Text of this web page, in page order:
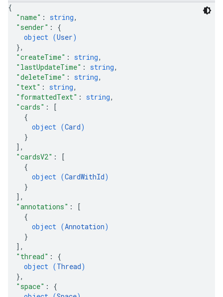
{
"name" : string,
"sender" : {
object (User)
},
"createTime" : string,
"lastUpdateTime" : string,
"deleteTime" : string,
"text" : string,
"formattedText" : string,
"cards" :
[
{
object (Card)
}
] ,
"cardsV2" :
[
{
object (CardWithId)
}
] ,
"annotations" :
[
{
object (Annotation)
}
] ,
"thread" : {
object (Thread)
},
"space" : {